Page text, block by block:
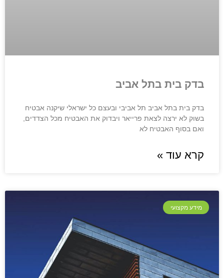
בדק בית בתל אביב
בדק בית בתל אביב תל אביבי ובעצם כל ישראלי שיקנה אבטיח
בשוק לא ירצה לצאת פרייאר ויבדוק את האבטיח מכל הצדדים,
ואם בסוף האבטיח לא
קרא עוד »
מידע מקצועי